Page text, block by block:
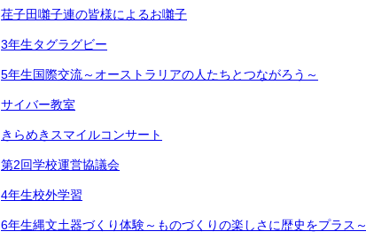
荏子田囃子連の皆様によるお囃子
3年生タグラグビー
5年生国際交流～オーストラリアの人たちとつながろう～
サイバー教室
きらめきスマイルコンサート
第2回学校運営協議会
4年生校外学習
6年生縄文土器づくり体験～ものづくりの楽しさに歴史をプラス～